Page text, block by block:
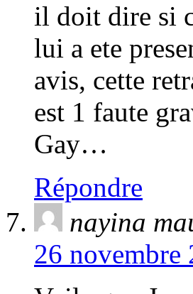
il doit dire si
lui a ete
avis, cette
est 1 faute
Gay…
Répondre
nayina
26 novembre